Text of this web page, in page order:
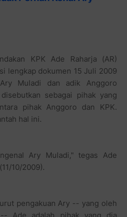
lengkap dokumen 15 Juli 2009
hal ini.
Ary Muladi," tegas Ade
10/2009).
Ade adalah pihak yang dia
uang. Dalam dokumen
menyerahkan uang.